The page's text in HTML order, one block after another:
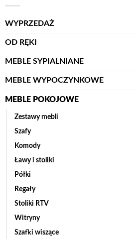
WYPRZEDAŻ
OD RĘKI
MEBLE SYPIALNIANE
MEBLE WYPOCZYNKOWE
MEBLE POKOJOWE
Zestawy mebli
Szafy
Komody
Ławy i stoliki
Półki
Regały
Stoliki RTV
Witryny
Szafki wiszące